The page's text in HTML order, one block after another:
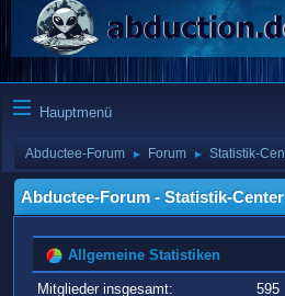
Hauptmenü
Abductee-Forum ► Forum ► Statistik-
Abductee-Forum - Statistik-Center
Allgemeine Statistiken
Mitglieder insgesamt:
595